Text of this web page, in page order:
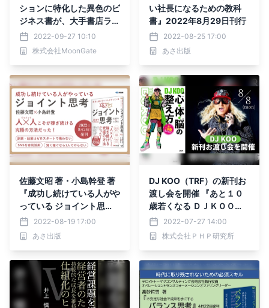
ションに特化した異色のビ
ジネス書が、大手書店ラン
キングで４冠を獲得！
2022-09-27 10:10
株式会社MoonGate
い社長になるための教科
書』2022年8月29日刊行
2022-08-25 17:00
あさ出版
佐藤文昭 著・小島幹登 著
『成功し続けている人がや
っている ジョイント思
考』2022年8月24日刊行
2022-08-19 17:00
あさ出版
DJ KOO（TRF）の新刊お
渡し会を開催 『あと１０
歳若くなる ＤＪＫＯＯ
流 心・体・脳（シン・タ
イ・ノウ）の整え方』発売
記念
2022-07-27 14:00
株式会社ＰＨＰ研究所